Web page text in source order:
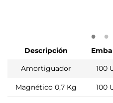
Descripción
Amortiguador
100
Magnético 0,7 Kg 100